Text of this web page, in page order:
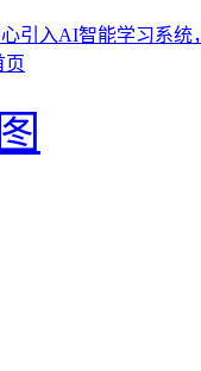
引入AI智能学习系
页